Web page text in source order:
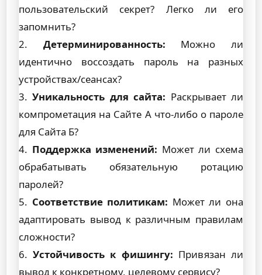
пользовательский секрет? Легко ли его
запомнить?
2. Детерминированность: Можно ли
идентично воссоздать пароль на разных
устройствах/сеансах?
3.Уникальность для сайта: Раскрывает ли
компрометация на Сайте А что-либо о пароле
для Сайта Б?
4. Поддержка изменений: Может ли схема
обрабатывать обязательную ротацию
паролей?
5. Соответствие политикам: Может ли она
адаптировать вывод к различным правилам
сложности?
6.Устойчивость к фишингу: Привязан ли
вывод к конкретному, целевому сервису?